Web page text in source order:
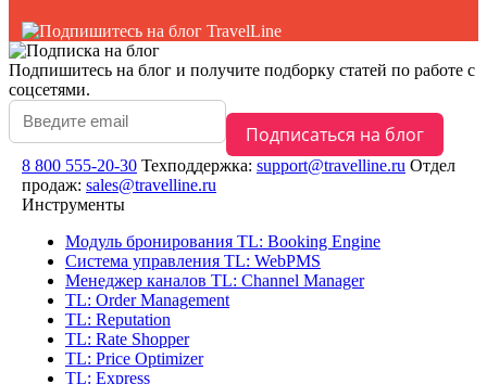
Подпишитесь на блог и получите подборку статей по работе с
соцсетями.
8 800 555-20-30 Техподдержка: support@travelline.ru Отдел
продаж: sales@travelline.ru
Инструменты
Модуль бронирования TL: Booking Engine
Система управления TL: WebPMS
Менеджер каналов TL: Channel Manager
TL: Order Management
TL: Reputation
TL: Rate Shopper
TL: Price Optimizer
TL: Express